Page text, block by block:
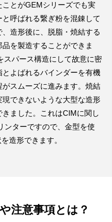
とがGEMシリーズでも実
呼ばれる繋ぎ粉を混錬して
造形後に、脱脂・焼結する
を製造することができま
スパース構造にして故意に密
よばれるバインダーを有機
スムーズに進みます。焼結
できないような大型な造形
ました。これはCIMに関し
ンターですので、金型を使
造形できます。
注意事項とは？